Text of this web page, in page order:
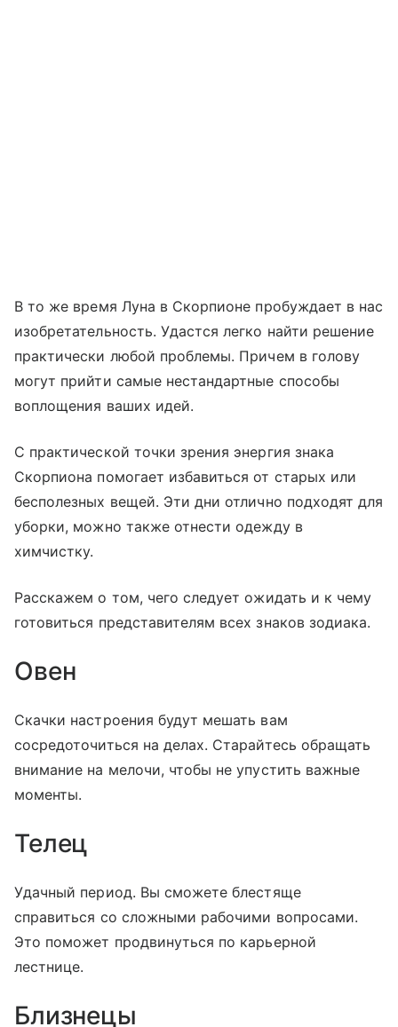
В то же время Луна в Скорпионе пробуждает в нас
изобретательность. Удастся легко найти решение
практически любой проблемы. Причем в голову
могут прийти самые нестандартные способы
воплощения ваших идей.
С практической точки зрения энергия знака
Скорпиона помогает избавиться от старых или
бесполезных вещей. Эти дни отлично подходят для
уборки, можно также отнести одежду в
химчистку.
Расскажем о том, чего следует ожидать и к чему
готовиться представителям всех знаков зодиака.
Овен
Скачки настроения будут мешать вам
сосредоточиться на делах. Старайтесь обращать
внимание на мелочи, чтобы не упустить важные
моменты.
Телец
Удачный период. Вы сможете блестяще
справиться со сложными рабочими вопросами.
Это поможет продвинуться по карьерной
лестнице.
Близнецы